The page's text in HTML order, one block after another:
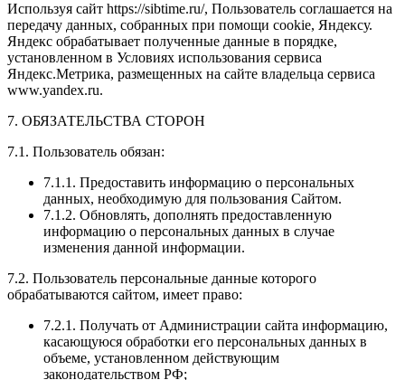
Используя сайт https://sibtime.ru/, Пользователь соглашается на
передачу данных, собранных при помощи cookie, Яндексу.
Яндекс обрабатывает полученные данные в порядке,
установленном в Условиях использования сервиса
Яндекс.Метрика, размещенных на сайте владельца сервиса
www.yandex.ru.
7. ОБЯЗАТЕЛЬСТВА СТОРОН
7.1. Пользователь обязан:
7.1.1. Предоставить информацию о персональных
данных, необходимую для пользования Сайтом.
7.1.2. Обновлять, дополнять предоставленную
информацию о персональных данных в случае
изменения данной информации.
7.2. Пользователь персональные данные которого
обрабатываются сайтом, имеет право:
7.2.1. Получать от Администрации сайта информацию,
касающуюся обработки его персональных данных в
объеме, установленном действующим
законодательством РФ;